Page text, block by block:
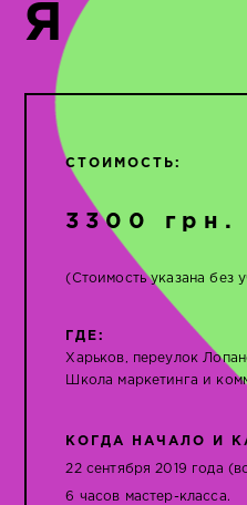
Я
СТОИМОСТЬ:
3300 грн.
(Стоимость указана без
ГДЕ:
Харьков, переулок
Школа маркетинга и
КОГДА НАЧАЛО И
22 сентября 2019 года
6 часов мастер-класса.